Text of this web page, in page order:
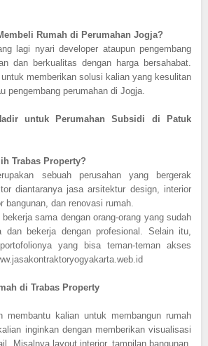
Rumah di Perumahan Jogja?
lagi nyari developer ataupun pengembang
dan berkualitas dengan harga bersahabat.
memberikan solusi kalian yang kesulitan
pengembang perumahan di Jogja.
untuk Perumahan Subsidi di Patuk
Trabas Property?
sebuah perusahan yang bergerak
diantaranya jasa arsitektur design, interior
bangunan, dan renovasi rumah.
sama dengan orang-orang yang sudah
dan bekerja dengan profesional. Selain itu,
yang bisa teman-teman akses
di Trabas Property
membantu kalian untuk membangun rumah
inginkan dengan memberikan visualisasi
Misalnya layout interior, tampilan bangunan,